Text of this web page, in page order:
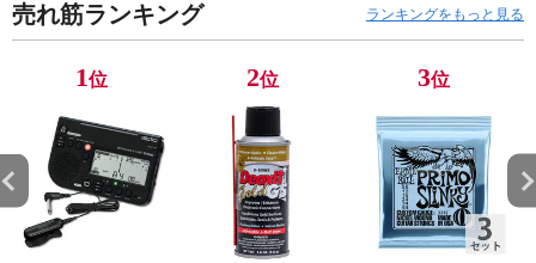
売れ筋ランキング ランキングをもっと見る
1位 2位 3位